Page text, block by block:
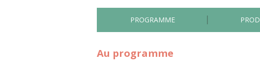
PROGRAMME
Au programme